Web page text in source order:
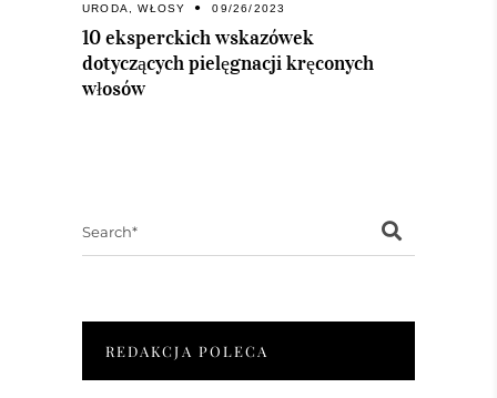
URODA ,WŁOSY 09/26/2023
10 eksperckich wskazówek
dotyczących pielęgnacji kręconych
włosów
REDAKCJA POLECA